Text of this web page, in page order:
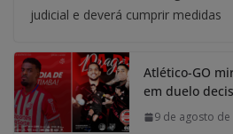
judicial e deverá cumprir medidas
Atlético-GO
em duelo
9 de agosto de